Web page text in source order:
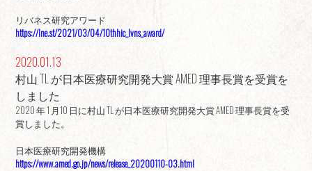
リバネス研究アワード
https://lne.st/2021/03/04/10thhic_lvns_award/
2020.01.13
村山 TL が日本医療研究開発大賞 AMED 理事長賞を受賞を
しました
2020 年 1 月10 日に村山 TL が日本医療研究開発大賞 AMED 理事長賞を受
賞しました。
日本医療研究開発機構
https://www.amed.go.jp/news/release_20200110-03.html